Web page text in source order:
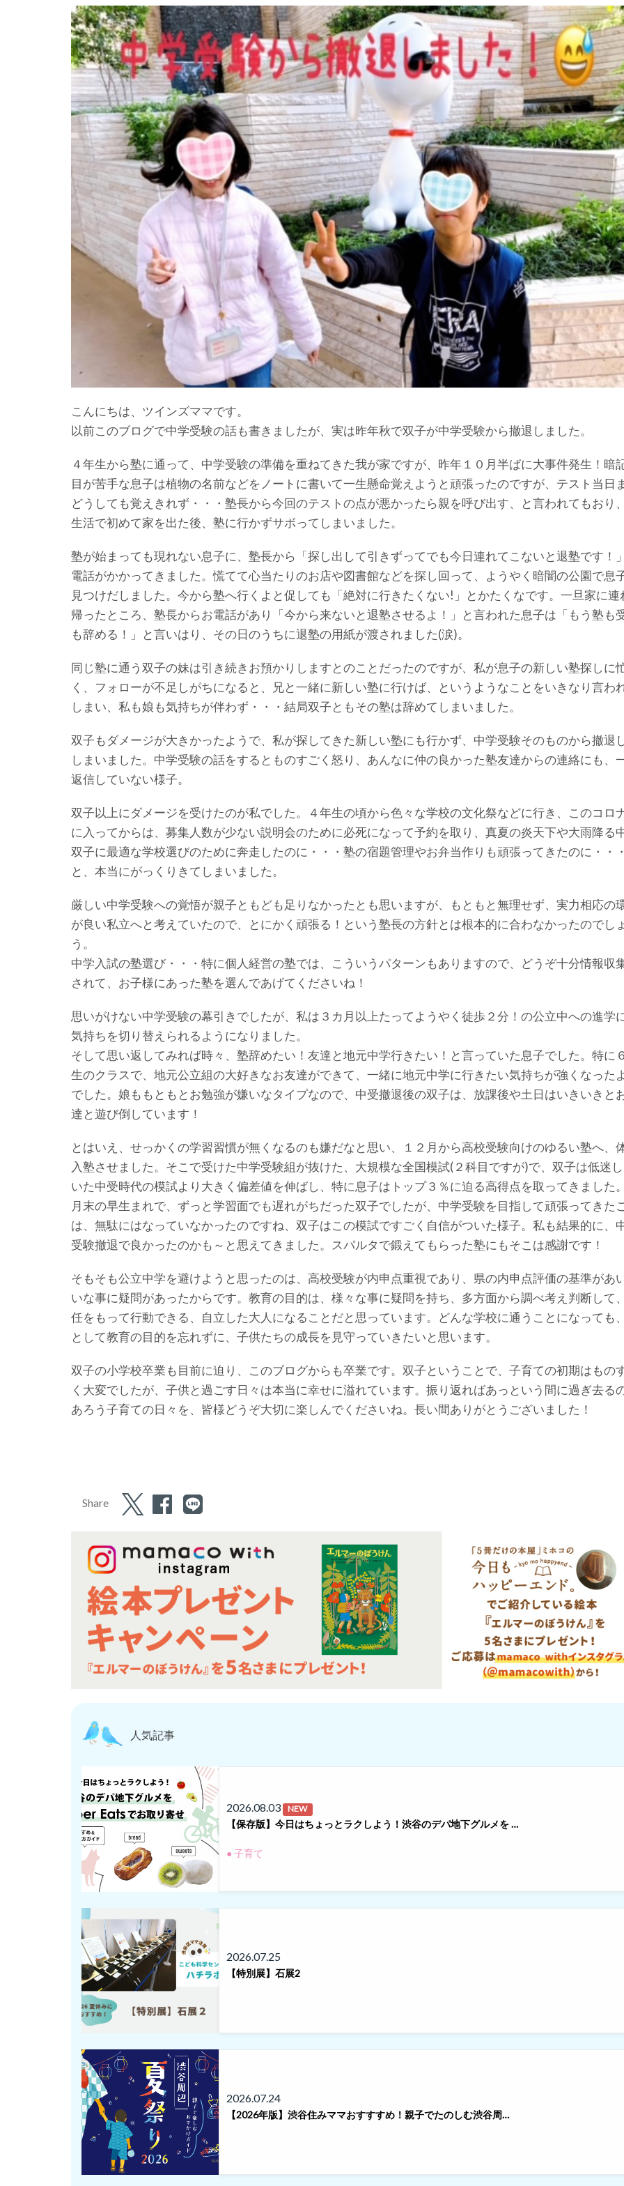
こんにちは、ツインズママです。
以前このブログで中学受験の話も書きましたが、実は昨年秋で双子が中学受験から撤退しました。
４年生から塾に通って、中学受験の準備を重ねてきた我が家ですが、昨年１０月半ばに大事件発生！暗
目が苦手な息子は植物の名前などをノートに書いて一生懸命覚えようと頑張ったのですが、テスト当日
どうしても覚えきれず・・・塾長から今回のテストの点が悪かったら親を呼び出す、と言われてもおり
生活で初めて家を出た後、塾に行かずサボってしまいました。
塾が始まっても現れない息子に、塾長から「探し出して引きずってでも今日連れてこないと退塾です！
電話がかかってきました。慌てて心当たりのお店や図書館などを探し回って、ようやく暗闇の公園で息
見つけだしました。今から塾へ行くよと促しても「絶対に行きたくない!」とかたくなです。一旦家に連
帰ったところ、塾長からお電話があり「今から来ないと退塾させるよ！」と言われた息子は「もう塾も
も辞める！」と言いはり、その日のうちに退塾の用紙が渡されました(涙)。
同じ塾に通う双子の妹は引き続きお預かりしますとのことだったのですが、私が息子の新しい塾探しに
く、フォローが不足しがちになると、兄と一緒に新しい塾に行けば、というようなことをいきなり言わ
しまい、私も娘も気持ちが伴わず・・・結局双子ともその塾は辞めてしまいました。
双子もダメージが大きかったようで、私が探してきた新しい塾にも行かず、中学受験そのものから撤退
しまいました。中学受験の話をするとものすごく怒り、あんなに仲の良かった塾友達からの連絡にも、
返信していない様子。
双子以上にダメージを受けたのが私でした。４年生の頃から色々な学校の文化祭などに行き、このコロ
に入ってからは、募集人数が少ない説明会のために必死になって予約を取り、真夏の炎天下や大雨降る中
双子に最適な学校選びのために奔走したのに・・・塾の宿題管理やお弁当作りも頑張ってきたのに・・・
と、本当にがっくりきてしまいました。
厳しい中学受験への覚悟が親子ともども足りなかったとも思いますが、もともと無理せず、実力相応の
が良い私立へと考えていたので、とにかく頑張る！という塾長の方針とは根本的に合わなかったのでしょ
う。
中学入試の塾選び・・・特に個人経営の塾では、こういうパターンもありますので、どうぞ十分情報収
されて、お子様にあった塾を選んであげてくださいね！
思いがけない中学受験の幕引きでしたが、私は３カ月以上たってようやく徒歩２分！の公立中への進学に
気持ちを切り替えられるようになりました。
そして思い返してみれば時々、塾辞めたい！友達と地元中学行きたい！と言っていた息子でした。特に
生のクラスで、地元公立組の大好きなお友達ができて、一緒に地元中学に行きたい気持ちが強くなった
でした。娘ももともとお勉強が嫌いなタイプなので、中受撤退後の双子は、放課後や土日はいきいきと
達と遊び倒しています！
とはいえ、せっかくの学習習慣が無くなるのも嫌だなと思い、１２月から高校受験向けのゆるい塾へ、
入塾させました。そこで受けた中学受験組が抜けた、大規模な全国模試(２科目ですが)で、双子は低迷
いた中受時代の模試より大きく偏差値を伸ばし、特に息子はトップ３％に迫る高得点を取ってきました
月末の早生まれで、ずっと学習面でも遅れがちだった双子でしたが、中学受験を目指して頑張ってきた
は、無駄にはなっていなかったのですね、双子はこの模試ですごく自信がついた様子。私も結果的に、
受験撤退で良かったのかも～と思えてきました。スパルタで鍛えてもらった塾にもそこは感謝です！
そもそも公立中学を避けようと思ったのは、高校受験が内申点重視であり、県の内申点評価の基準があ
いな事に疑問があったからです。教育の目的は、様々な事に疑問を持ち、多方面から調べ考え判断して
任をもって行動できる、自立した大人になることだと思っています。どんな学校に通うことになっても
として教育の目的を忘れずに、子供たちの成長を見守っていきたいと思います。
双子の小学校卒業も目前に迫り、このブログからも卒業です。双子ということで、子育ての初期はもの
く大変でしたが、子供と過ごす日々は本当に幸せに溢れています。振り返ればあっという間に過ぎ去る
あろう子育ての日々を、皆様どうぞ大切に楽しんでくださいね。長い間ありがとうございました！
Share
人気記事
2026.08.03 NEW
【保存版】今日はちょっとラクしよう！渋谷のデパ地下グルメを …
● 子育て
2026.07.25
【特別展】石展2
2026.07.24
【2026年版】渋谷住みママおすすすめ！親子でたのしむ渋谷周…